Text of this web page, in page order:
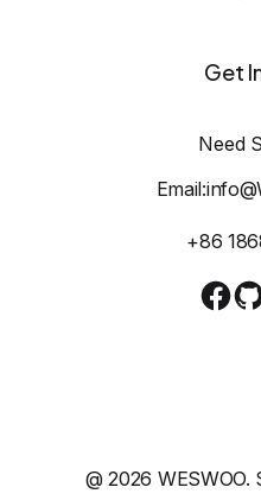
Get
Need
+86
@2026